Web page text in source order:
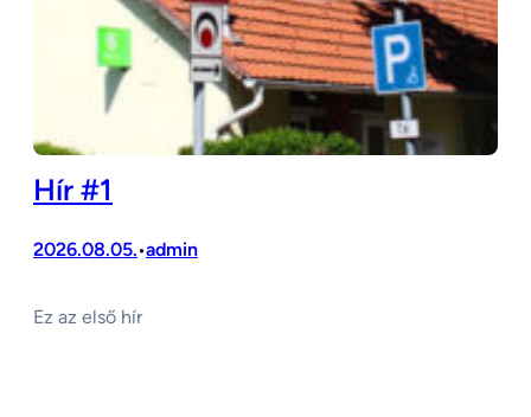
Hír #1
2026.08.05.•admin
Ez az első hír